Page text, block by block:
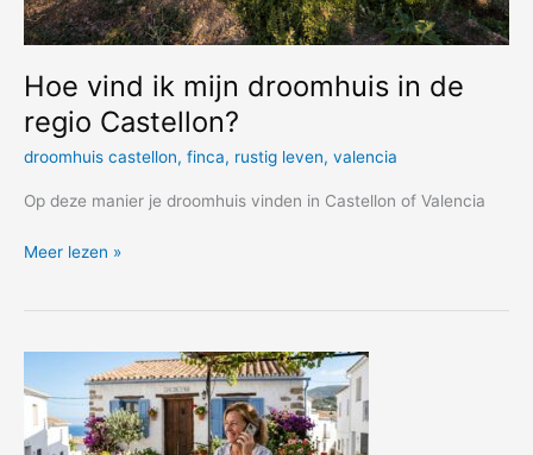
Hoe vind ik mijn droomhuis in de
regio Castellon?
droomhuis castellon, finca, rustig leven, valencia
Op deze manier je droomhuis vinden in Castellon of Valencia
Hoe
droomhuis
in
de
regio
Meer lezen »